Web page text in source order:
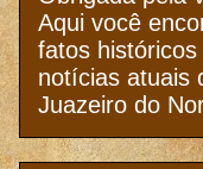
Aqui você
fatos históricos
notícias atuais
Juazeiro do